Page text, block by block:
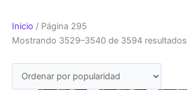
Inicio / Página 295
Mostrando 3529–3540 de 3594 resultados